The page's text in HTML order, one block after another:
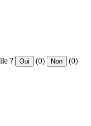
? Oui (0) Non (0)